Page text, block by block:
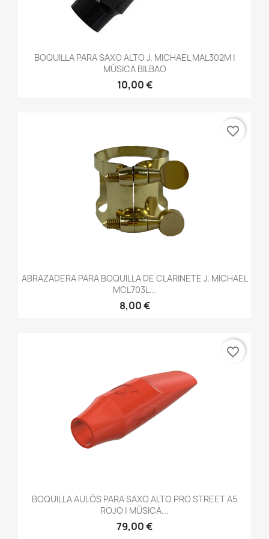
BOQUILLA PARA SAXO ALTO J. MICHAEL MAL302M |
MÚSICA BILBAO
10,00 €
ABRAZADERA PARA BOQUILLA DE CLARINETE J. MICHAEL
MCL703L...
8,00 €
favorite_border
BOQUILLA AULÓS PARA SAXO ALTO PRO STREET A5
ROJO | MÚSICA...
79,00 €
favorite_border